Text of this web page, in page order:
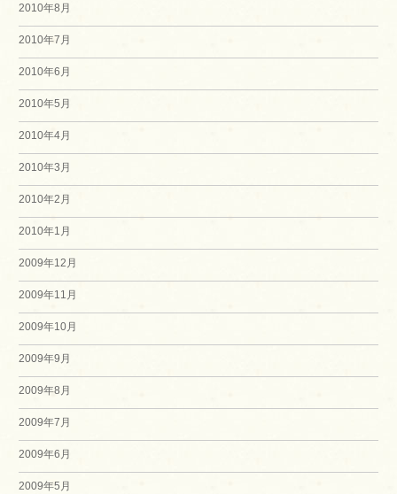
2010年8月
2010年7月
2010年6月
2010年5月
2010年4月
2010年3月
2010年2月
2010年1月
2009年12月
2009年11月
2009年10月
2009年9月
2009年8月
2009年7月
2009年6月
2009年5月